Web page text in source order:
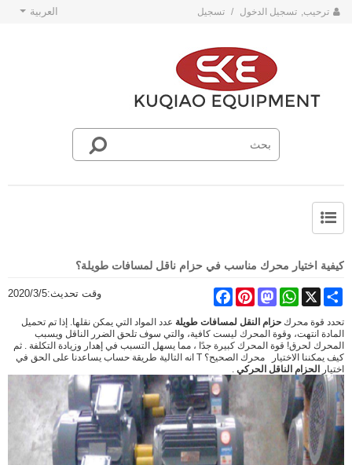
ترحيب, تسجيل الدخول / تسجيل العربية
كيفية اختيار محرك مناسب في حزام ناقل لمسافات طويلة؟
Share
FacebookPinterestMastodon
WhatsApp X وقت تحديث:2020/3/5
تحدد قوة محرك حزام النقل لمسافات طويلة عدد المواد التي يمكن نقلها. إذا تم تحميل
المادة انتهت، وقوة المحرك ليست كافية، والتي سوف تلحق الضرر الناقل ويسبب
المحرك لحرق! قوة المحرك كبيرة جدًا ، مما يسهل التسبب في إهدار وزيادة التكلفة . ثم
كيف يمكننا الاختيار محرك الصحيح؟ T انه التالية طريقة حساب يساعدنا على الحق في
اختيار
الحزام الناقل الحركي .